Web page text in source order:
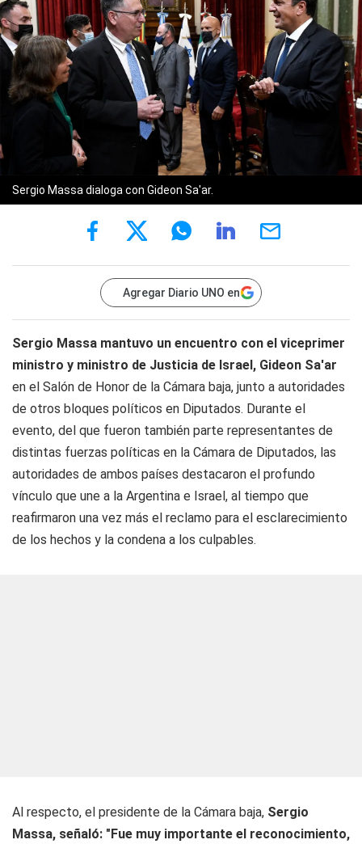
Sergio Massa dialoga con Gideon Sa'ar.
Agregar Diario UNO en
Sergio Massa mantuvo un encuentro con el viceprimer
ministro y ministro de Justicia de Israel, Gideon Sa'ar
en el Salón de Honor de la Cámara baja, junto a autoridades
de otros bloques políticos en Diputados. Durante el
evento, del que fueron también parte representantes de
distintas fuerzas políticas en la Cámara de Diputados, las
autoridades de ambos países destacaron el profundo
vínculo que une a la Argentina e Israel, al tiempo que
reafirmaron una vez más el reclamo para el esclarecimiento
de los hechos y la condena a los culpables.
Al respecto, el presidente de la Cámara baja, Sergio
Massa, señaló: "Fue muy importante el reconocimiento,